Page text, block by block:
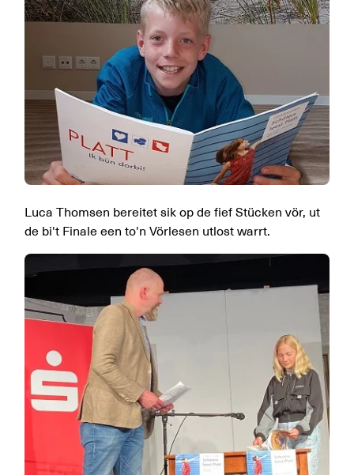
Luca Thomsen bereitet sik op de fief Stücken vör, ut
de bi't Finale een to'n Vörlesen utlost warrt.